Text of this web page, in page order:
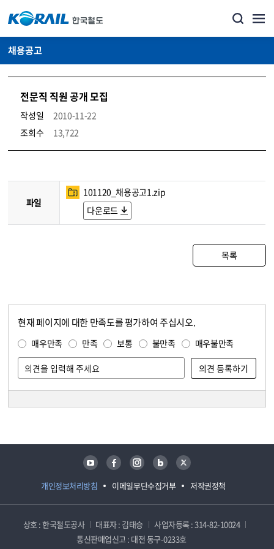
채용공고
전문직 직원 공개 모집
작성일
2010-11-22
조회수
13,722
코레일소개_경영공시_채용공고 상세보기 – 내용, 파일, 담당자 연락처로 구성
파일
101120_채용공고1.zip
다운로드
목록
현재 페이지에 대한 만족도를 평가하여 주십시오.
매우만족 만족 보통 불만족 매우불만족
개인정보처리방침 이메일무단수집거부 저작권정책
유튜브 페이스북 인스타그램 블로그 트위터
상호 : 한국철도공사 대표자 : 김태승
사업자등록 : 314-82-10024
통신판매업신고 : 대전 동구-0233호